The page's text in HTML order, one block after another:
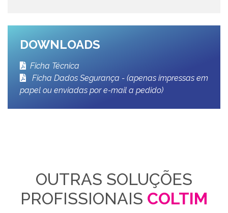
DOWNLOADS
Ficha Técnica
Ficha Dados Segurança - (apenas impressas em
papel ou enviadas por e-mail a pedido)
OUTRAS SOLUÇÕES
PROFISSIONAIS COLTIM